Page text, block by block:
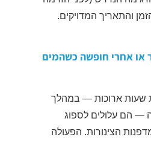
והתאריך המדויקים.
או אחרי חופשה כשהמים
שעות ארוכות — במהלך
— הם עלולים לספוג
הצינורות. הפעולה